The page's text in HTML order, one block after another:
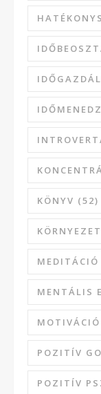
KÖNYV (52)
MEDITÁCIÓ
MENTÁLIS
MOTIVÁCIÓ
POZITÍV
POZITÍV